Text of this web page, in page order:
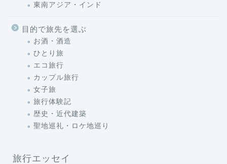
東南アジア・インド
目的で旅先を選ぶ
お酒・酒造
ひとり旅
エコ旅行
カップル旅行
女子旅
旅行体験記
歴史・近代建築
聖地巡礼・ロケ地巡り
旅行エッセイ